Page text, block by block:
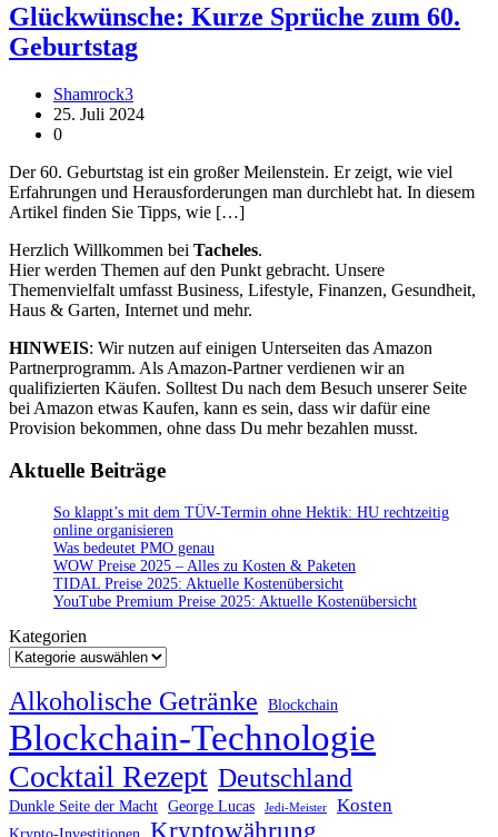
Glückwünsche: Kurze Sprüche zum 60.
Geburtstag
Shamrock3
25. Juli 2024
0
Der 60. Geburtstag ist ein großer Meilenstein. Er zeigt, wie viel
Erfahrungen und Herausforderungen man durchlebt hat. In diesem
Artikel finden Sie Tipps, wie […]
Herzlich Willkommen bei Tacheles.
Hier werden Themen auf den Punkt gebracht. Unsere
Themenvielfalt umfasst Business, Lifestyle, Finanzen, Gesundheit,
Haus & Garten, Internet und mehr.
HINWEIS: Wir nutzen auf einigen Unterseiten das Amazon
Partnerprogramm. Als Amazon-Partner verdienen wir an
qualifizierten Käufen. Solltest Du nach dem Besuch unserer Seite
bei Amazon etwas Kaufen, kann es sein, dass wir dafür eine
Provision bekommen, ohne dass Du mehr bezahlen musst.
Aktuelle Beiträge
So klappt’s mit dem TÜV-Termin ohne Hektik: HU rechtzeitig
online organisieren
Was bedeutet PMO genau
WOW Preise 2025 – Alles zu Kosten & Paketen
TIDAL Preise 2025: Aktuelle Kostenübersicht
YouTube Premium Preise 2025: Aktuelle Kostenübersicht
Kategorien
Alkoholische Getränke Blockchain
Blockchain-Technologie
Cocktail Rezept Deutschland
Dunkle Seite der Macht George Lucas Jedi-Meister Kosten
Kryptowährung